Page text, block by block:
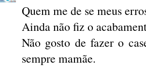
Quem me de se meus
Ainda não fiz o
Não gosto de fazer o
sempre mamãe.